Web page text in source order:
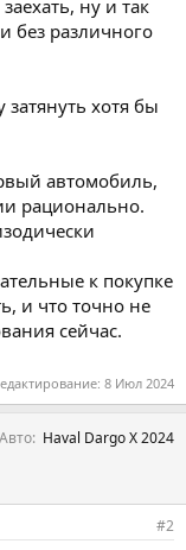
ну и так
без различного
хотя бы
автомобиль,
рационально.
к покупке
и что точно не
сейчас.
8 Июл 2024
Авто Haval Dargo X 2024
#2